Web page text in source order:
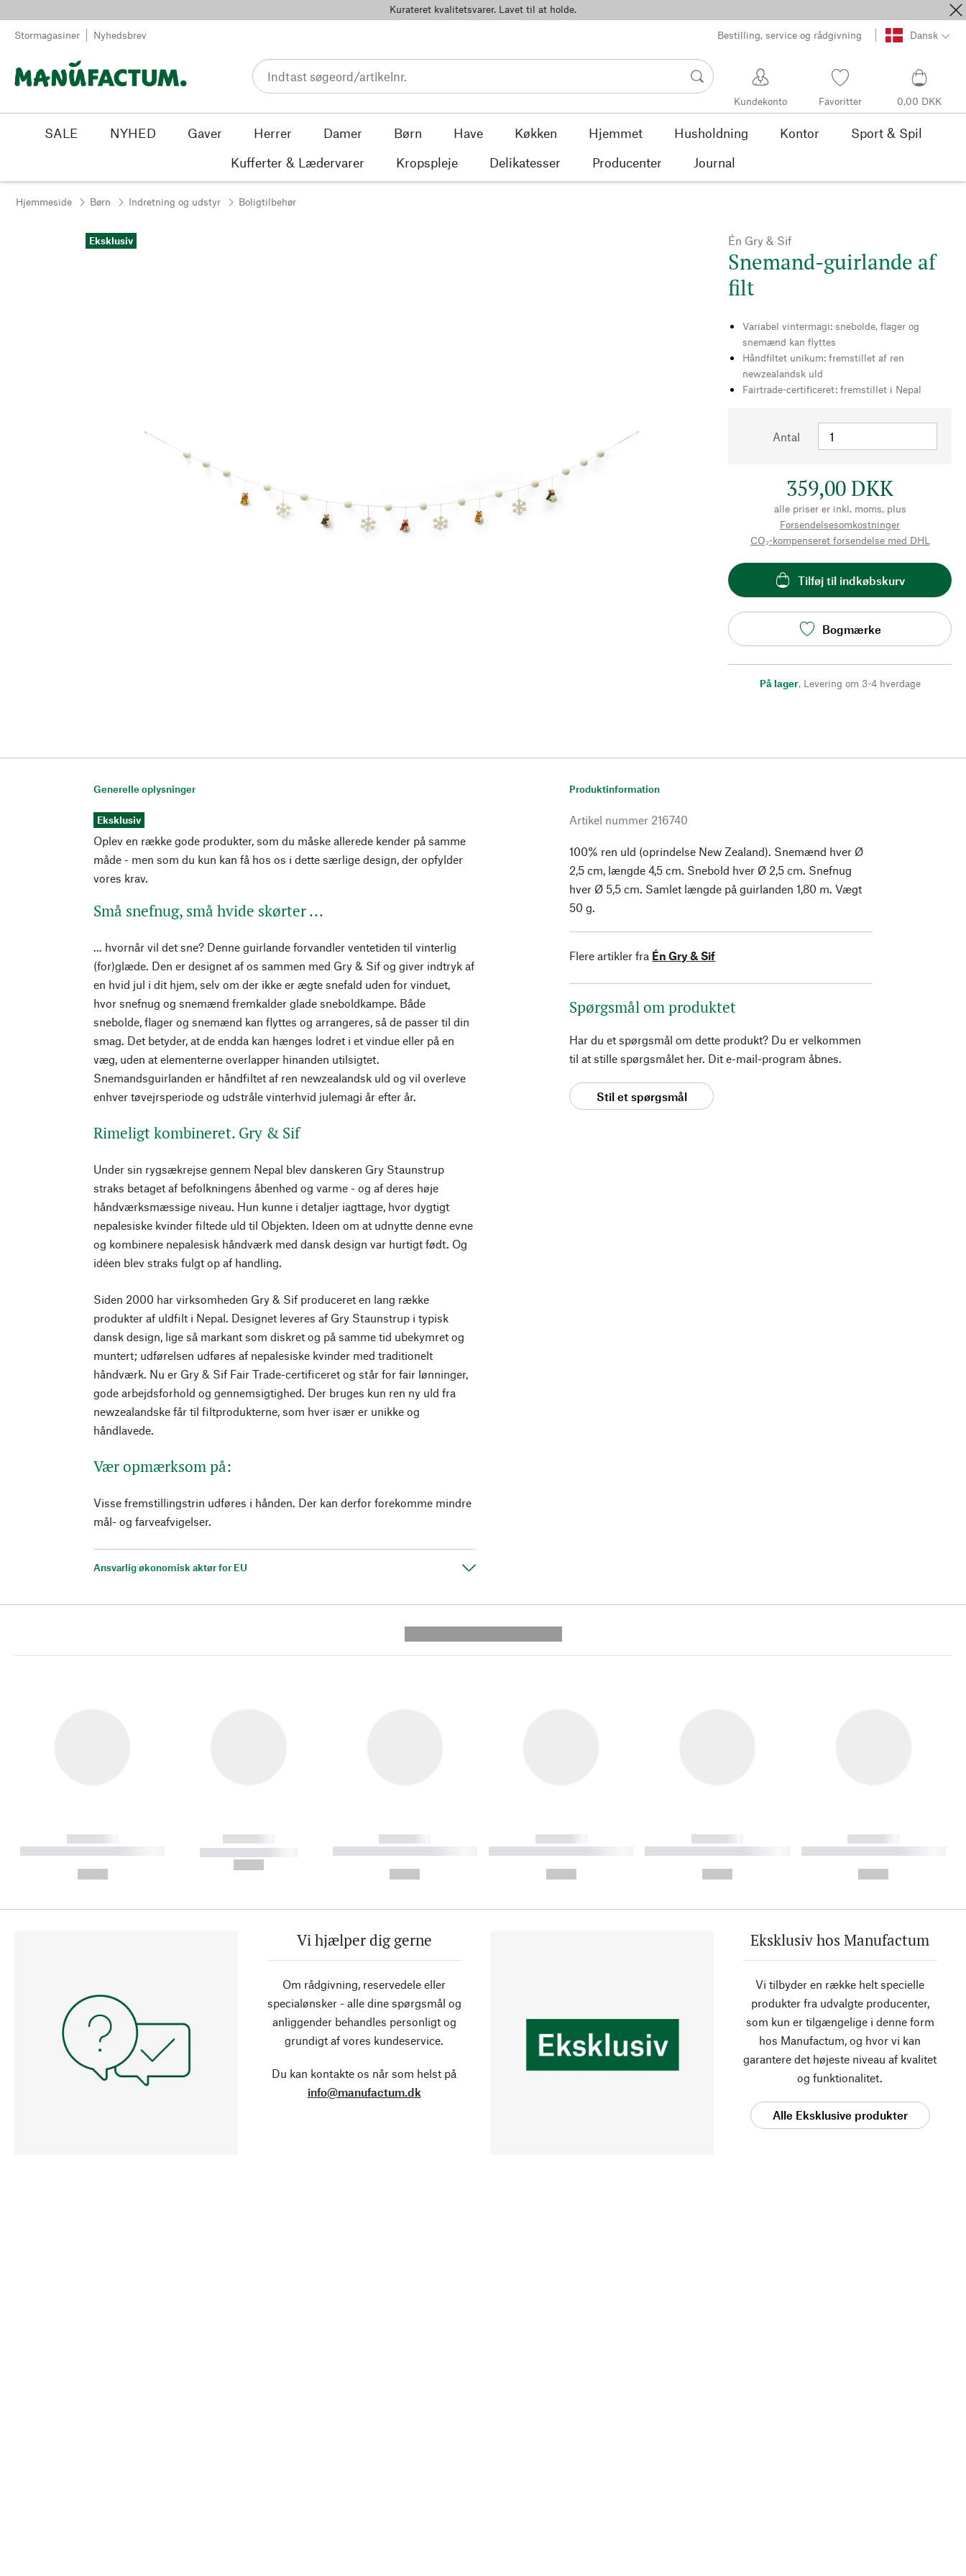
Kurateret kvalitetsvarer. Lavet til at holde.
Stormagasiner Nyhedsbrev Bestilling, service og rådgivning Dansk
Kundekonto Favoritter 0,00 DKK
SALE NYHED Gaver Herrer Damer Børn Have Køkken Hjemmet Husholdning Kontor
Sport & Spil
Kufferter & Lædervarer
Kropspleje Delikatesser Producenter Journal
Hjemmeside Børn Indretning og udstyr Boligtilbehør
Eksklusiv Én Gry & Sif
Snemand-guirlande af
filt
Variabel vintermagi: snebolde, flager og
snemænd kan flyttes
Håndfiltet unikum: fremstillet af ren
newzealandsk uld
Fairtrade-certificeret: fremstillet i Nepal
Antal
359,00 DKK
alle priser er inkl. moms, plus
Forsendelsesomkostninger
CO₂-kompenseret forsendelse med DHL
Tilføj til indkøbskurv
Bogmærke
På lager, Levering om 3-4 hverdage
Generelle oplysninger
Eksklusiv
Oplev en række gode produkter, som du måske allerede kender på samme
måde - men som du kun kan få hos os i dette særlige design, der opfylder
vores krav.
Små snefnug, små hvide skørter ...
... hvornår vil det sne? Denne guirlande forvandler ventetiden til vinterlig
(for)glæde. Den er designet af os sammen med Gry & Sif og giver indtryk af
en hvid jul i dit hjem, selv om der ikke er ægte snefald uden for vinduet,
hvor snefnug og snemænd fremkalder glade sneboldkampe. Både
snebolde, flager og snemænd kan flyttes og arrangeres, så de passer til din
smag. Det betyder, at de endda kan hænges lodret i et vindue eller på en
væg, uden at elementerne overlapper hinanden utilsigtet.
Snemandsguirlanden er håndfiltet af ren newzealandsk uld og vil overleve
enhver tøvejrsperiode og udstråle vinterhvid julemagi år efter år.
Rimeligt kombineret. Gry & Sif
Under sin rygsækrejse gennem Nepal blev danskeren Gry Staunstrup
straks betaget af befolkningens åbenhed og varme - og af deres høje
håndværksmæssige niveau. Hun kunne i detaljer iagttage, hvor dygtigt
nepalesiske kvinder filtede uld til Objekten. Ideen om at udnytte denne evne
og kombinere nepalesisk håndværk med dansk design var hurtigt født. Og
idéen blev straks fulgt op af handling.
Siden 2000 har virksomheden Gry & Sif produceret en lang række
produkter af uldfilt i Nepal. Designet leveres af Gry Staunstrup i typisk
dansk design, lige så markant som diskret og på samme tid ubekymret og
muntert; udførelsen udføres af nepalesiske kvinder med traditionelt
håndværk. Nu er Gry & Sif Fair Trade-certificeret og står for fair lønninger,
gode arbejdsforhold og gennemsigtighed. Der bruges kun ren ny uld fra
newzealandske får til filtprodukterne, som hver især er unikke og
håndlavede.
Vær opmærksom på:
Visse fremstillingstrin udføres i hånden. Der kan derfor forekomme mindre
mål- og farveafvigelser.
Ansvarlig økonomisk aktør for EU
Produktinformation
Artikel nummer 216740
100% ren uld (oprindelse New Zealand). Snemænd hver Ø
2,5 cm, længde 4,5 cm. Snebold hver Ø 2,5 cm. Snefnug
hver Ø 5,5 cm. Samlet længde på guirlanden 1,80 m. Vægt
50 g.
Flere artikler fra Én Gry & Sif
Spørgsmål om produktet
Har du et spørgsmål om dette produkt? Du er velkommen
til at stille spørgsmålet her. Dit e-mail-program åbnes.
Stil et spørgsmål
------------
----------- ----------- ----------
------------
----------- -----------
------------
----------- ----------- ----------
------------
----------- ----------- ----------
------------
----------- ----------- ----------
------------
----------- ----------- ----------
Vi hjælper dig gerne
Om rådgivning, reservedele eller
specialønsker - alle dine spørgsmål og
anliggender behandles personligt og
grundigt af vores kundeservice.
Du kan kontakte os når som helst på
info@manufactum.dk
Eksklusiv hos Manufactum
Vi tilbyder en række helt specielle
produkter fra udvalgte producenter,
som kun er tilgængelige i denne form
hos Manufactum, og hvor vi kan
garantere det højeste niveau af kvalitet
og funktionalitet.
Alle Eksklusive produkter